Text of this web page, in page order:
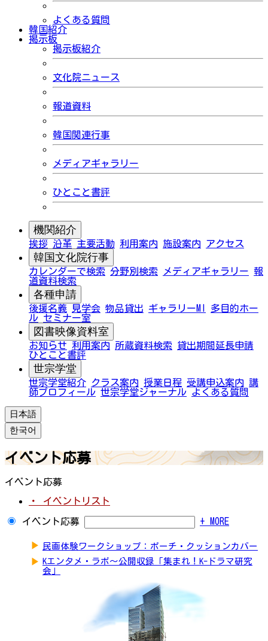
よくある質問
韓国紹介
掲示板
掲示板紹介
文化院ニュース
報道資料
韓国関連行事
メディアギャラリー
ひとこと書評
機関紹介
挨拶 沿革 主要活動 利用案内 施設案内 アクセス
韓国文化院行事
カレンダーで検索 分野別検索 メディアギャラリー 報
道資料検索
各種申請
後援名義 見学会 物品貸出 ギャラリーMI
多目的ホー
ル セミナー室
図書映像資料室
お知らせ 利用案内 所蔵資料検索
貸出期間延長申請
ひとこと書評
世宗学堂
世宗学堂紹介 クラス案内 授業日程 受講申込案内 講
師プロフィール 世宗学堂ジャーナル よくある質問
日本語
한국어
イベント応募
イベント応募
・ イベントリスト
イベント応募 + MORE
▶ 民画体験ワークショップ：ポーチ・クッションカバー
▶ Kエンタメ・ラボ～公開収録「集まれ！K-ドラマ研究
会」